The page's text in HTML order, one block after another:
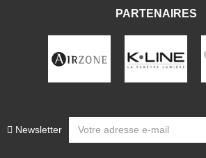
PARTENAIRES
Newsletter